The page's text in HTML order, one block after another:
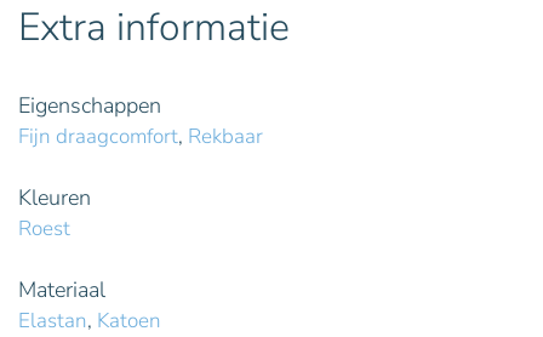
Extra informatie
Eigenschappen
Fijn draagcomfort, Rekbaar
Kleuren
Roest
Materiaal
Elastan, Katoen